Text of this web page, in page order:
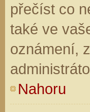
přečíst co
také ve
oznámení,
Nahoru